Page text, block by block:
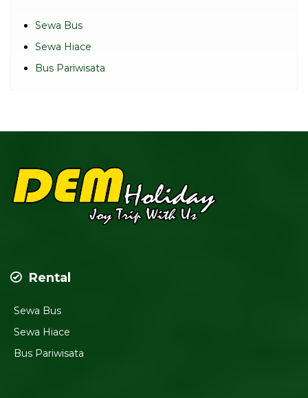
Sewa Bus
Sewa Hiace
Bus Pariwisata
Rental
Sewa Bus
Sewa Hiace
Bus Pariwisata